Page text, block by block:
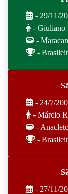
- 29/11/
- Giuliano
-
-
- 24/7/
- Márcio
-
-
- 27/11/